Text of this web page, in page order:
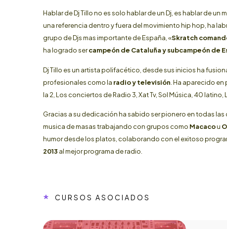
Hablar de Dj Tillo no es solo hablar de un Dj, es hablar de
una referencia dentro y fuera del movimiento hip hop, ha
grupo de Djs mas importante de España, «Skratch
ha logrado sercampeón de Cataluña y subcampeón de
Dj Tillo es un artista polifacético, desde sus inicios ha
profesionales como la radio y televisión . Ha aparecido
la 2, Los conciertos de Radio 3, Xat Tv, Sol Música, 40
Gracias a su dedicación ha sabido ser pionero en todas
musica de masas trabajando con grupos como Macacou
humor desde los platos, colaborando con el exitoso
2013 al mejor programa de radio.
* CURSOS ASOCIADOS